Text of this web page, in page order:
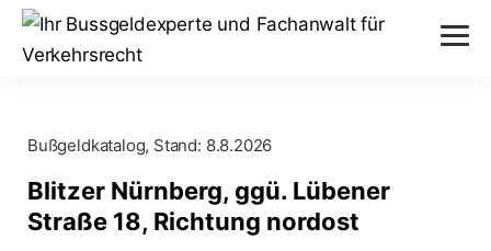
Abstand nicht eingehalten
Anhörung im Bußgeldverfahren
Paragraphen
Bußgeldkatalog, Stand: 8.8.2026
Blitzer Nürnberg, ggü. Lübener
Straße 18, Richtung nordost